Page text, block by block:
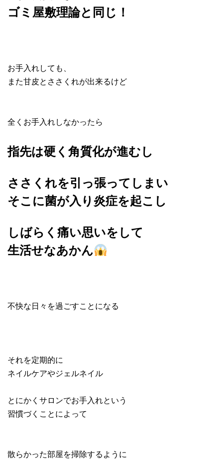
ゴミ屋敷理論と同じ！
お手入れしても、
また甘皮とささくれが出来るけど
全くお手入れしなかったら
指先は硬く角質化が進むし
ささくれを引っ張ってしまい
そこに菌が入り炎症を起こし
しばらく痛い思いをして
生活せなあかん
不快な日々を過ごすことになる
それを定期的に
ネイルケアやジェルネイル
とにかくサロンでお手入れという
習慣づくことによって
散らかった部屋を掃除するように